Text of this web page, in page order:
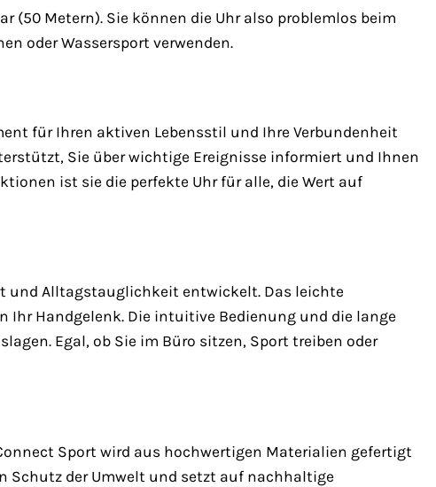
(50 Metern). Sie können die Uhr also problemlos beim
oder Wassersport verwenden.
für Ihren aktiven Lebensstil und Ihre Verbundenheit
Sie über wichtige Ereignisse informiert und Ihnen
ist sie die perfekte Uhr für alle, die Wert auf
und Alltagstauglichkeit entwickelt. Das leichte
Handgelenk. Die intuitive Bedienung und die lange
Egal, ob Sie im Büro sitzen, Sport treiben oder
Sport wird aus hochwertigen Materialien gefertigt
Schutz der Umwelt und setzt auf nachhaltige